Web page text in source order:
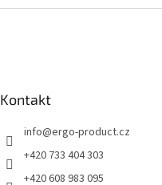
Kontakt
info@ergo-product.cz
+420 733 404 303
+420 608 983 095